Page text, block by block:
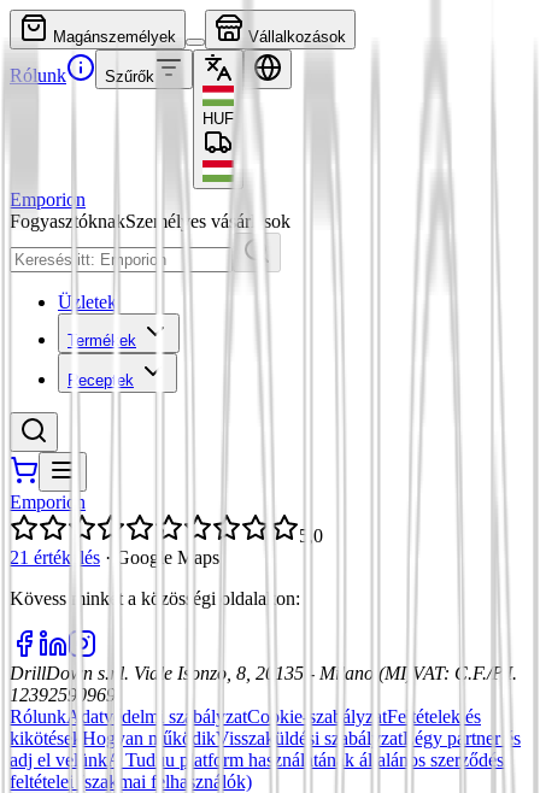
Magánszemélyek Vállalkozások
Rólunk Szűrők
HUF
Emporion
FogyasztóknakSzemélyes vásárlások
Üzletek
Termékek
Receptek
Emporion
5,0
21 értékelés · Google Maps
Kövess minket a közösségi oldalakon:
DrillDown s.r.l. Viale Isonzo, 8, 20135 - Milano (MI) VAT: C.F./P.I.
12392590969
RólunkAdatvédelmi szabályzatCookie-szabályzatFeltételek és
kikötések Hogyan működikVisszaküldési szabályzatLégy partner és
adj el velünkA Tuduu platform használatának általános szerződési
feltételei (szakmai felhasználók)